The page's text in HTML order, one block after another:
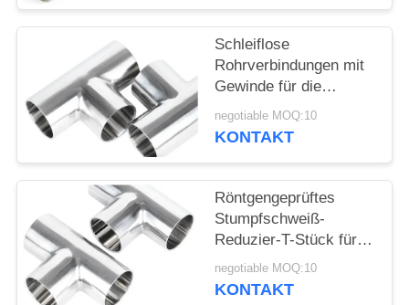
PRIVACY
POLICY
Schleiflose
Rohrverbindungen mit
Gewinde für die
Kupferrohrschmiede
negotiable MOQ:10
KONTAKT
Röntgengeprüftes
Stumpfschweiß-
Reduzier-T-Stück für
Erdölanwendungen in
Raffinerien
negotiable MOQ:10
KONTAKT